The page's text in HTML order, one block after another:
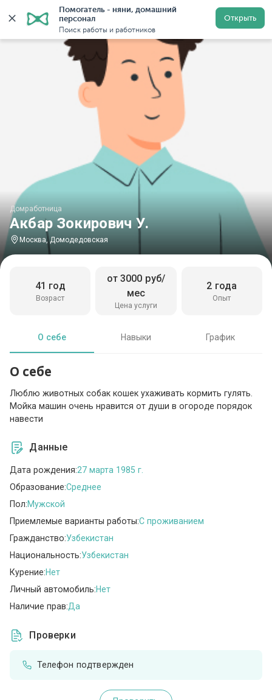
Помогатель - няни, домашний
персонал
Поиск работы и работников
Открыть
Главная Домработницы Домработницы в Москве
Акбар Зокирович У.
Домработница
Москва, Домодедовская
Возраст
41 год
Цена услуги
от 3000 руб/
мес
Опыт
2 года
О себе Навыки График
О себе
Люблю животных собак кошек ухаживать кормить гулять.
Мойка машин очень нравится от души в огороде порядок
навести
Данные
Дата рождения:27 марта 1985 г.
Образование:Среднее
Пол:Мужской
Приемлемые варианты работы:C проживанием
Гражданство:Узбекистан
Национальность:Узбекистан
Курение:Нет
Личный автомобиль:Нет
Наличие прав:Да
Проверки
Телефон подтвержден